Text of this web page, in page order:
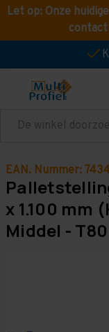
Let op: Onze
Zoeken
EAN. Nummer:
x 1.100 mm
Middel - T80